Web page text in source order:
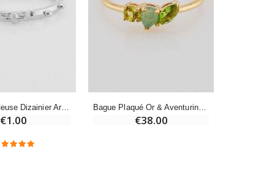
Bague Religieuse Dizainier Argentée - Taille 64
€1.00
Bague Plaqué Or & Aventurine - Taille 54
€38.00